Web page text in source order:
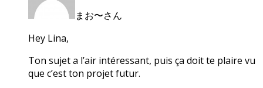
まお〜さん
Hey Lina,
Ton sujet a l’air intéressant, puis ça doit te plaire vu
que c’est ton projet futur.